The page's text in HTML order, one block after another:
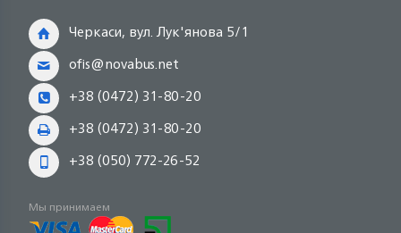
Черкаси, вул. Лук'янова 5/1
ofis@novabus.net
+38 (0472) 31-80-20
+38 (0472) 31-80-20
+38 (050) 772-26-52
Мы принимаем